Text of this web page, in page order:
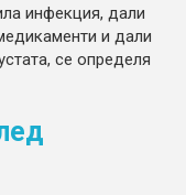
инфекция, дали
и дали
се определя